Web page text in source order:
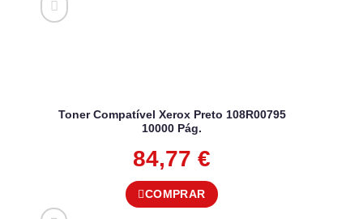
Toner Compatível Xerox Preto 108R00795
10000 Pág.
84,77 €
COMPRAR